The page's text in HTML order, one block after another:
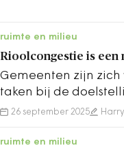
ruimte en milieu
Rioolcongestie is een
Gemeenten zijn zich
taken bij de
Water. Ten onrechte.
26 september 2025
ruimte en milieu